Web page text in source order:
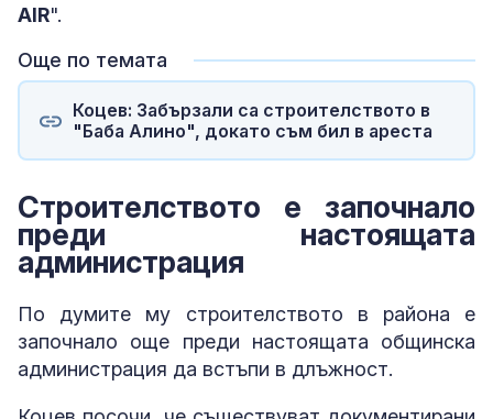
AIR".
Още по темата
Коцев: Забързали са строителството в
"Баба Алино", докато съм бил в ареста
Строителството е започнало
преди настоящата
администрация
По думите му строителството в района е
започнало още преди настоящата общинска
администрация да встъпи в длъжност.